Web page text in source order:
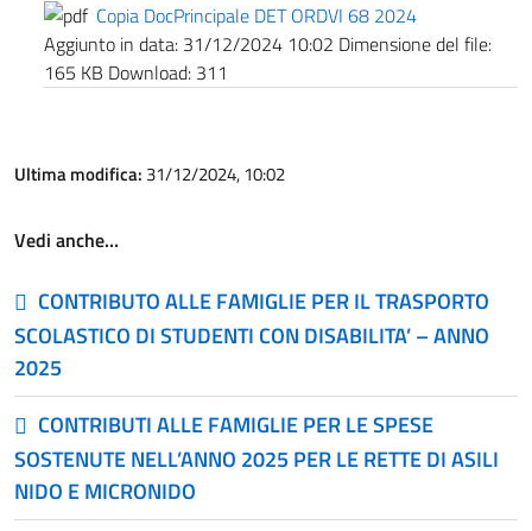
Copia DocPrincipale DET ORDVI 68 2024
Aggiunto in data: 31/12/2024 10:02 Dimensione del file:
165 KB Download: 311
Ultima modifica: 31/12/2024, 10:02
Vedi anche…
CONTRIBUTO ALLE FAMIGLIE PER IL TRASPORTO
SCOLASTICO DI STUDENTI CON DISABILITA’ – ANNO
2025
CONTRIBUTI ALLE FAMIGLIE PER LE SPESE
SOSTENUTE NELL’ANNO 2025 PER LE RETTE DI ASILI
NIDO E MICRONIDO